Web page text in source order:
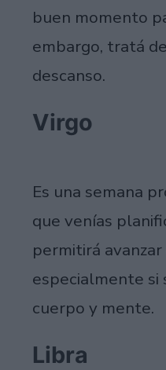
buen momento
embargo, tratá
descanso.
Virgo
Es una semana
que venías
permitirá
especialmente si
cuerpo y mente.
Libra